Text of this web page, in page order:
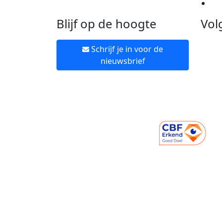
Blijf op de hoogte
Schrijf je in voor de
nieuwsbrief